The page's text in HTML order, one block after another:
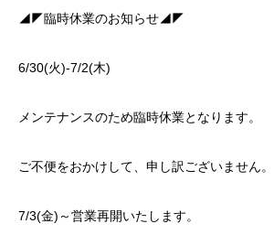
◢◤臨時休業のお知らせ◢◤
6/30(火)-7/2(木)
メンテナンスのため臨時休業となります。
ご不便をおかけして、申し訳ございません。
7/3(金)～営業再開いたします。